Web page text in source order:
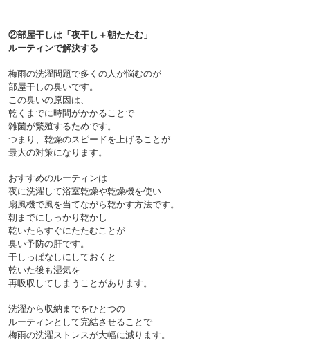
②部屋干しは「夜干し＋朝たたむ」
ルーティンで解決する
梅雨の洗濯問題で多くの人が悩むのが
部屋干しの臭いです。
この臭いの原因は、
乾くまでに時間がかかることで
雑菌が繁殖するためです。
つまり、乾燥のスピードを上げることが
最大の対策になります。
おすすめのルーティンは
夜に洗濯して浴室乾燥や乾燥機を使い
扇風機で風を当てながら乾かす方法です。
朝までにしっかり乾かし
乾いたらすぐにたたむことが
臭い予防の肝です。
干しっぱなしにしておくと
乾いた後も湿気を
再吸収してしまうことがあります。
洗濯から収納までをひとつの
ルーティンとして完結させることで
梅雨の洗濯ストレスが大幅に減ります。